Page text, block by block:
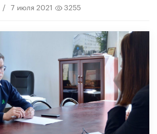
/ 7 июля 2021 3255